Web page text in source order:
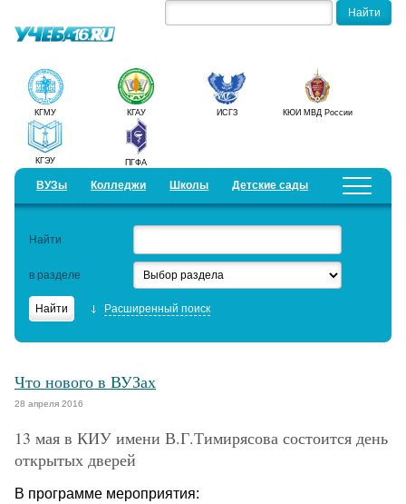
КГМУ КГАУ ИСГЗ КЮИ МВД России
КГЭУ ПГФА
ВУЗы Колледжи Школы Детские сады
Добавить уч. заведение Предложить новость
Актуальные статьи
Образовательный кредит
Найти
в разделе
Расширенный поиск
Что нового в ВУЗах
28 апреля 2016
13 мая в КИУ имени В.Г.Тимирясова состоится день
открытых дверей
В программе мероприятия: